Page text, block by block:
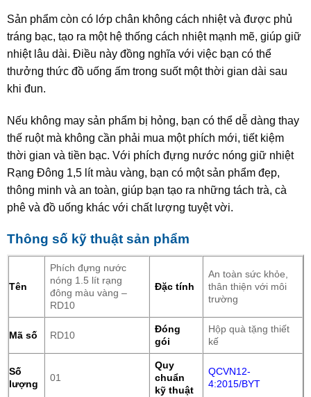
Sản phẩm còn có lớp chân không cách nhiệt và được phủ
tráng bạc, tạo ra một hệ thống cách nhiệt mạnh mẽ, giúp giữ
nhiệt lâu dài. Điều này đồng nghĩa với việc bạn có thể
thưởng thức đồ uống ấm trong suốt một thời gian dài sau
khi đun.
Nếu không may sản phẩm bị hỏng, bạn có thể dễ dàng thay
thế ruột mà không cần phải mua một phích mới, tiết kiệm
thời gian và tiền bạc. Với phích đựng nước nóng giữ nhiệt
Rạng Đông 1,5 lít màu vàng, bạn có một sản phẩm đẹp,
thông minh và an toàn, giúp bạn tạo ra những tách trà, cà
phê và đồ uống khác với chất lượng tuyệt vời.
Thông số kỹ thuật sản phẩm
Tên
Phích đựng nước
nóng 1.5 lít rạng
đông màu vàng –
RD10
Đặc tính
An toàn sức khỏe,
thân thiện với môi
trường
Mã số RD10
Đóng
gói
Hộp quà tặng thiết
kế
Số
lượng
01
Quy
chuẩn
kỹ thuật
QCVN12-
4:2015/BYT